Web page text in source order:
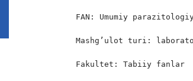
FAN: Umumiy
Mashg’ulot turi:
Fakultet: Tabiiy fanlar